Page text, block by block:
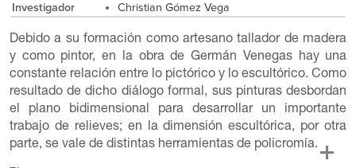
Investigador
Christian Gómez Vega
Debido a su formación como artesano tallador de madera
y como pintor, en la obra de Germán Venegas hay una
constante relación entre lo pictórico y lo escultórico. Como
resultado de dicho diálogo formal, sus pinturas desbordan
el plano bidimensional para desarrollar un importante
trabajo de relieves; en la dimensión escultórica, por otra
parte, se vale de distintas herramientas de policromía.